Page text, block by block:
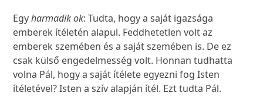
Egyharmadik ok: Tudta, hogy a saját igazsága
emberek ítéletén alapul. Feddhetetlen volt az
emberek szemében és a saját szemében is. De ez
csak külső engedelmesség volt. Honnan tudhatta
volna Pál, hogy a saját ítélete egyezni fog Isten
ítéletével? Isten a szív alapján ítél. Ezt tudta Pál.